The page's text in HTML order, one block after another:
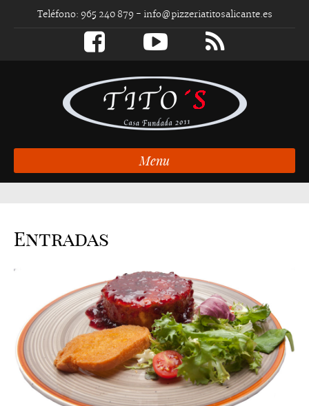
Teléfono: 965 240 879 - info@pizzeriatitosalicante.es
Menu
Entradas